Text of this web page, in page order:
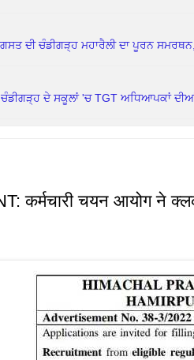
ਦੀ ਚੰਡੀਗੜ੍ਹ ਮਹਾਰੈਲੀ ਦਾ ਪੂਰਨ
ਚੰਡੀਗੜ੍ਹ ਦੇ ਸਕੂਲਾਂ 'ਚ TGT ਅਧਿਆਪਕਾਂ
चयन आयोग ने क्लर्क